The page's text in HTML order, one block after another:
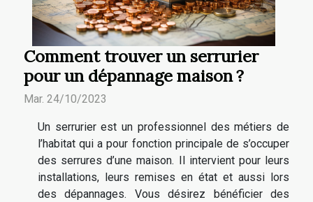
Comment trouver un serrurier
pour un dépannage maison ?
Mar. 24/10/2023
Un serrurier est un professionnel des métiers de
l’habitat qui a pour fonction principale de s’occuper
des serrures d’une maison. Il intervient pour leurs
installations, leurs remises en état et aussi lors
des dépannages. Vous désirez bénéficier des